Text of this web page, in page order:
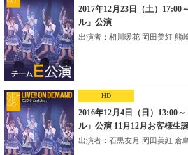
2017年12月23日（土）
ル」公演
出演者：相川暖花 岡田美紅 熊崎
HD
2016年12月4日（日）13:00
ル」公演 11月12月お客様生
出演者：石黒友月 岡田美紅 倉島